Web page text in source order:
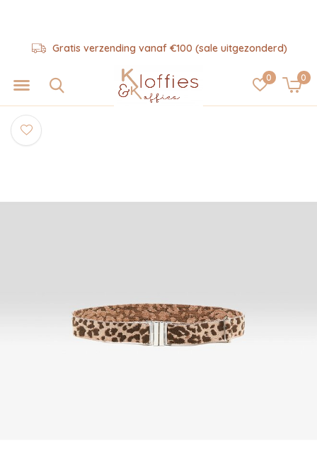
0 0
Gratis verzending vanaf €100 (sale uitgezonderd)